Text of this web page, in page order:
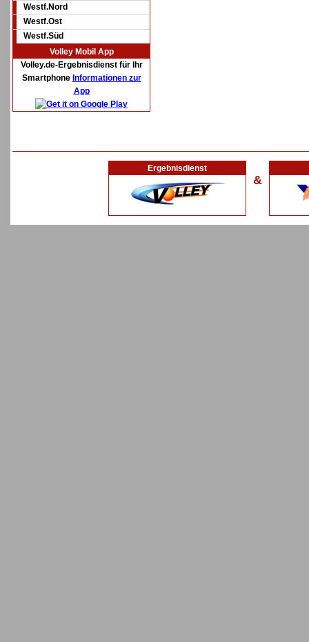
Westf.Nord
Westf.Ost
Westf.Süd
Volley Mobil App
Volley.de-Ergebnisdienst für Ihr
Smartphone Informationen zur
App
Ergebnisdienst
&